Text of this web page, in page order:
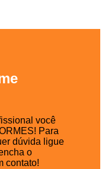
você
Para
dúvida ligue
o
contato!